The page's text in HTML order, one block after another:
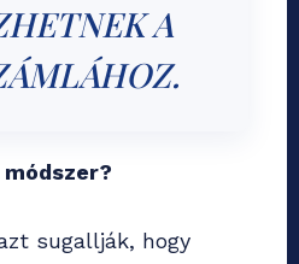
A
sugallják, hogy